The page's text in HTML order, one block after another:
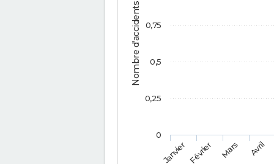
Nombre d'accidents
JanvierFévrier Mars Avril
0
0,25
0,5
0,75